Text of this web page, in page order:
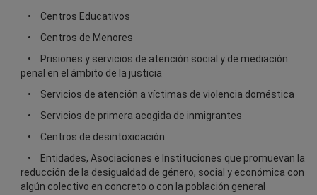
Centros Educativos
Centros de Menores
Prisiones y servicios de atención social y de mediación
penal en el ámbito de la justicia
Servicios de atención a víctimas de violencia doméstica
Servicios de primera acogida de inmigrantes
Centros de desintoxicación
Entidades, Asociaciones e Instituciones que promuevan la
reducción de la desigualdad de género, social y económica con
algún colectivo en concreto o con la población general